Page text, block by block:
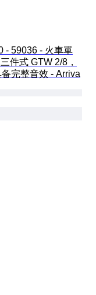
- 59036 - 火車單
件式 GTW 2/8，
备完整音效 - Arriva